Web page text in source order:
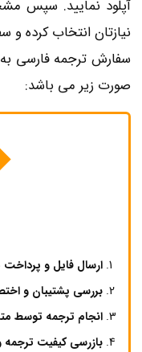
آپلود نمایید. سپس
نیازتان انتخاب کرده
سفارش ترجمه فارسی به
صورت زیر می باشد:
ارسال فایل و پرداخت
بررسی پشتیبان و
انجام ترجمه توسط
بازرسی کیفیت